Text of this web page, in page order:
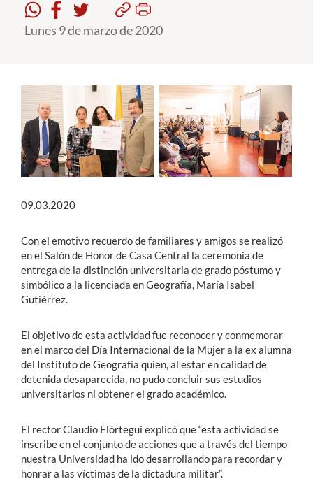
Académicos
English
Lunes 9 de marzo de 2020
09.03.2020
Con el emotivo recuerdo de familiares y amigos se realizó
en el Salón de Honor de Casa Central la ceremonia de
entrega de la distinción universitaria de grado póstumo y
simbólico a la licenciada en Geografía, María Isabel
Gutiérrez.
El objetivo de esta actividad fue reconocer y conmemorar
en el marco del Día Internacional de la Mujer a la ex alumna
del Instituto de Geografía quien, al estar en calidad de
detenida desaparecida, no pudo concluir sus estudios
universitarios ni obtener el grado académico.
El rector Claudio Elórtegui explicó que “esta actividad se
inscribe en el conjunto de acciones que a través del tiempo
nuestra Universidad ha ido desarrollando para recordar y
honrar a las víctimas de la dictadura militar”.